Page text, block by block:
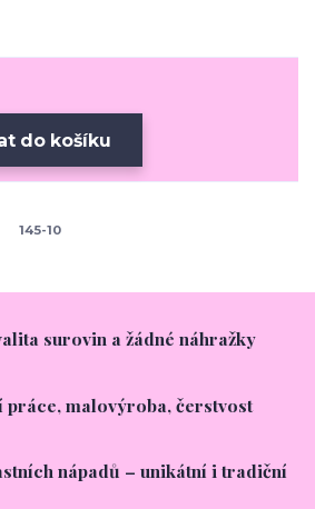
do košíku
145-10
surovin a žádné náhražky
práce, malovýroba, čerstvost
nápadů – unikátní i tradiční